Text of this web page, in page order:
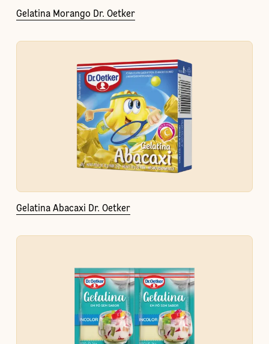
Gelatina Morango Dr. Oetker
Gelatina Abacaxi Dr. Oetker